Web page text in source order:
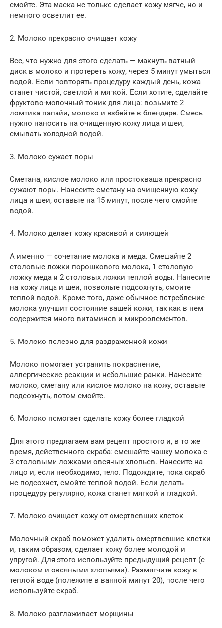
смойте. Эта маска не только сделает кожу мягче, но и
немного осветлит ее.
2. Молоко прекрасно очищает кожу
Все, что нужно для этого сделать — макнуть ватный
диск в молоко и протереть кожу, через 5 минут умыться
водой. Если повторять процедуру каждый день, кожа
станет чистой, светлой и мягкой. Если хотите, сделайте
фруктово-молочный тоник для лица: возьмите 2
ломтика папайи, молоко и взбейте в блендере. Смесь
нужно наносить на очищенную кожу лица и шеи,
смывать холодной водой.
3. Молоко сужает поры
Сметана, кислое молоко или простокваша прекрасно
сужают поры. Нанесите сметану на очищенную кожу
лица и шеи, оставьте на 15 минут, после чего смойте
водой.
4. Молоко делает кожу красивой и сияющей
А именно — сочетание молока и меда. Смешайте 2
столовые ложки порошкового молока, 1 столовую
ложку меда и 2 столовых ложки теплой воды. Нанесите
на кожу лица и шеи, позвольте подсохнуть, смойте
теплой водой. Кроме того, даже обычное потребление
молока улучшит состояние вашей кожи, так как в нем
содержится много витаминов и микроэлементов.
5. Молоко полезно для раздраженной кожи
Молоко помогает устранить покраснение,
аллергические реакции и небольшие ранки. Нанесите
молоко, сметану или кислое молоко на кожу, оставьте
подсохнуть, потом смойте.
6. Молоко помогает сделать кожу более гладкой
Для этого предлагаем вам рецепт простого и, в то же
время, действенного скраба: смешайте чашку молока с
3 столовыми ложками овсяных хлопьев. Нанесите на
лицо и, если необходимо, тело. Подождите, пока скраб
не подсохнет, смойте теплой водой. Если делать
процедуру регулярно, кожа станет мягкой и гладкой.
7. Молоко очищает кожу от омертвевших клеток
Молочный скраб поможет удалить омертвевшие клетки
и, таким образом, сделает кожу более молодой и
упругой. Для этого используйте предыдущий рецепт (с
молоком и овсяными хлопьями). Размягчите кожу в
теплой воде (полежите в ванной минут 20), после чего
используйте скраб.
8. Молоко разглаживает морщины